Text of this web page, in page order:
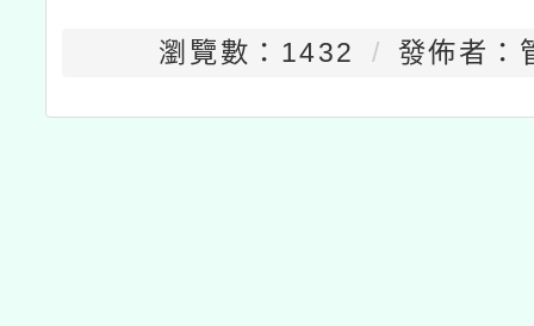
瀏覽數：1432 發佈者：